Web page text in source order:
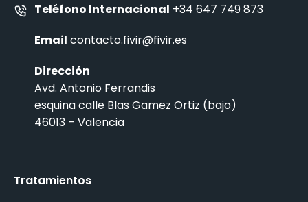
Teléfono Internacional +34 647 749 873
Email contacto.fivir@fivir.es
Dirección
Avd. Antonio Ferrandis
esquina calle Blas Gamez Ortiz (bajo)
46013 – Valencia
Tratamientos